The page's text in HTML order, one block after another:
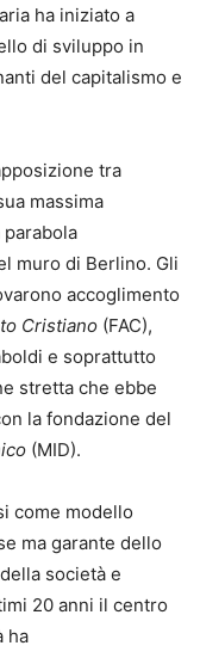
ha iniziato a
di sviluppo in
del capitalismo e
tra
massima
muro di Berlino. Gli
accoglimento
Cristiano (FAC),
e soprattutto
stretta che ebbe
la fondazione del
(MID).
come modello
ma garante dello
società e
20 anni il centro
ha